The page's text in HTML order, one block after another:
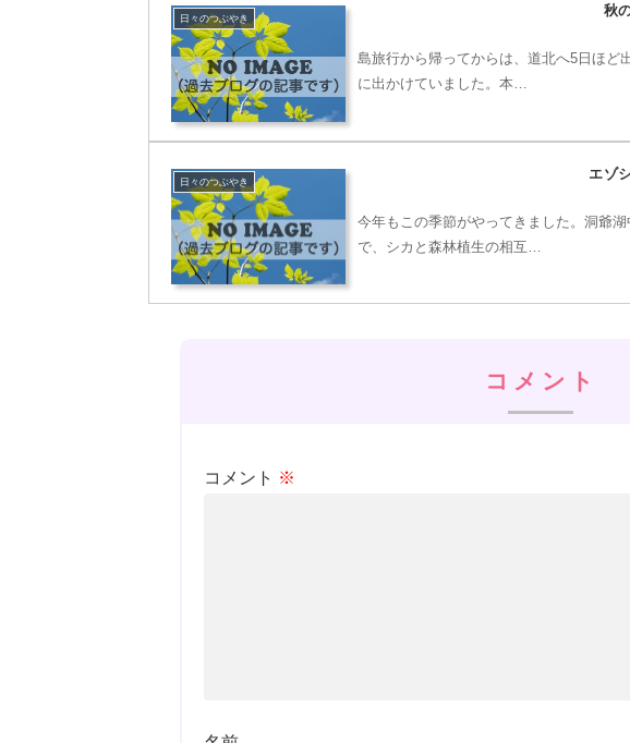
日々のつぶやき
秋
島旅行から帰ってからは、道北へ5日ほど
に出かけていました。本…
日々のつぶやき
エゾ
今年もこの季節がやってきました。洞爺
で、シカと森林植生の相互…
コメント
コメント ※